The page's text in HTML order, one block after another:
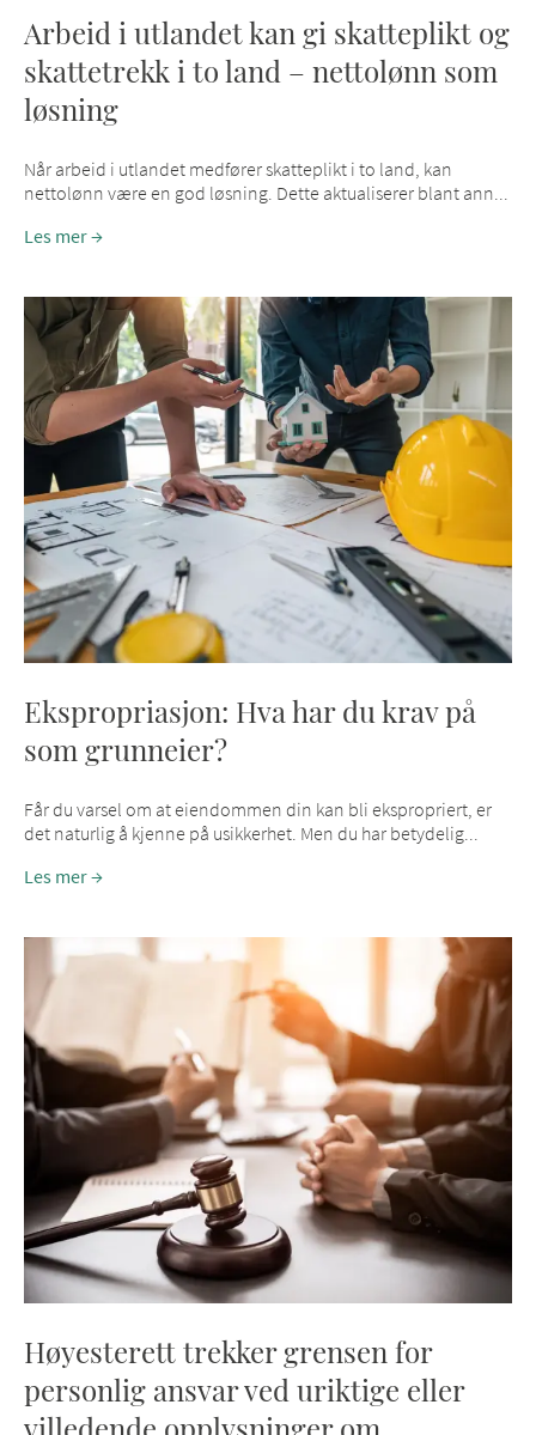
Arbeid i utlandet kan gi skatteplikt og
skattetrekk i to land – nettolønn som
løsning
Når arbeid i utlandet medfører skatteplikt i to land, kan
nettolønn være en god løsning. Dette aktualiserer blant ann...
Les mer
Ekspropriasjon: Hva har du krav på
som grunneier?
Får du varsel om at eiendommen din kan bli ekspropriert, er
det naturlig å kjenne på usikkerhet. Men du har betydelig...
Les mer
Høyesterett trekker grensen for
personlig ansvar ved uriktige eller